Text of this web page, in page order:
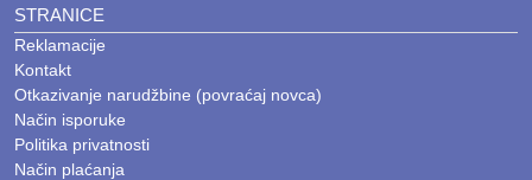
STRANICE
Reklamacije
Kontakt
Otkazivanje narudžbine (povraćaj novca)
Način isporuke
Politika privatnosti
Način plaćanja